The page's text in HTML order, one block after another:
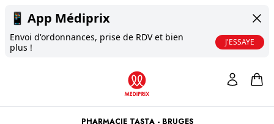
📱 App Médiprix
Envoi d'ordonnances, prise de RDV et bien
plus !
J'ESSAYE
PHARMACIE TASTA - BRUGES